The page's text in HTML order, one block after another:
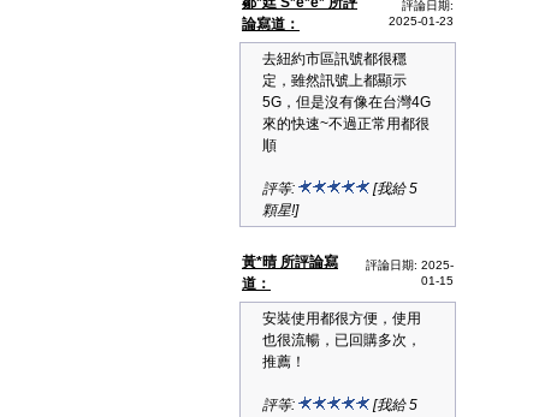
論寫道：
評論日期:
2025-01-23
去紐約市區訊號都很穩
定，雖然訊號上都顯示
5G，但是沒有像在台灣4G
來的快速~不過正常用都很
順
評等:
[我給 5
顆星!]
黃*晴 所評論寫
道：
評論日期: 2025-
01-15
安裝使用都很方便，使用
也很流暢，已回購多次，
推薦！
評等:
[我給 5